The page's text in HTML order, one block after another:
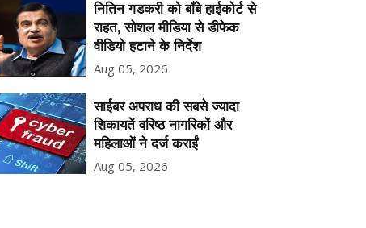
नितिन गडकरी को बॉंबे हाईकोर्ट से
राहत, सोशल मीडिया से डीफेक
वीडियो हटाने के निर्देश
Aug 05, 2026
साईबर अपराध की सबसे ज्यादा
शिकायतें वरिष्ठ नागरिकों और
महिलाओं ने दर्ज कराईं
Aug 05, 2026